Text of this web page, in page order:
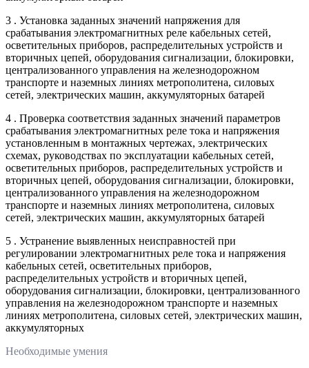
3 . Установка заданных значений напряжения для
срабатывания электромагнитных реле кабельных сетей,
осветительных приборов, распределительных устройств и
вторичных цепей, оборудования сигнализации, блокировки,
централизованного управления на железнодорожном
транспорте и наземных линиях метрополитена, силовых
сетей, электрических машин, аккумуляторных батарей
4 . Проверка соответствия заданных значений параметров
срабатывания электромагнитных реле тока и напряжения
установленным в монтажных чертежах, электрических
схемах, руководствах по эксплуатации кабельных сетей,
осветительных приборов, распределительных устройств и
вторичных цепей, оборудования сигнализации, блокировки,
централизованного управления на железнодорожном
транспорте и наземных линиях метрополитена, силовых
сетей, электрических машин, аккумуляторных батарей
5 . Устранение выявленных неисправностей при
регулировании электромагнитных реле тока и напряжения
кабельных сетей, осветительных приборов,
распределительных устройств и вторичных цепей,
оборудования сигнализации, блокировки, централизованного
управления на железнодорожном транспорте и наземных
линиях метрополитена, силовых сетей, электрических машин,
аккумуляторных
Необходимые умения